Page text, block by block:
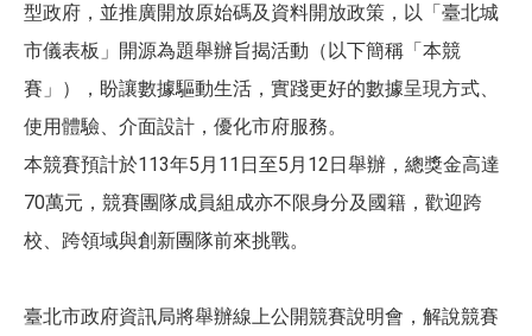
型政府，並推廣開放原始碼及資料開放政策，以「臺北城
市儀表板」開源為題舉辦旨揭活動（以下簡稱「本競
賽」），盼讓數據驅動生活，實踐更好的數據呈現方式、
使用體驗、介面設計，優化市府服務。
​本競賽預計於113年5月11日至5月12日舉辦，總獎金高達
70萬元，競賽團隊成員組成亦不限身分及國籍，歡迎跨
校、跨領域與創新團隊前來挑戰。
​臺北市政府資訊局將舉辦線上公開競賽說明會，解說競賽